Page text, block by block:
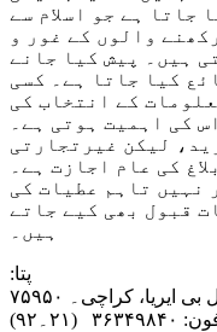
جاتا ہے جو اسلام سے
والوں کے غور و
ہیں۔ پیش کیا جانے
کیا جاتا ہے۔ کسی
کے انتخاب کی
کی اہمیت ہوتی ہے۔
لیکن غیرتجارتی
کی عام اجازت ہے۔
نہیں تاہم عطیات کی
قبول بھی کیے جاتے
ہیں۔
:پتا
۳۶۳۴۹۸۴۰ (۲۱۔۹۲)